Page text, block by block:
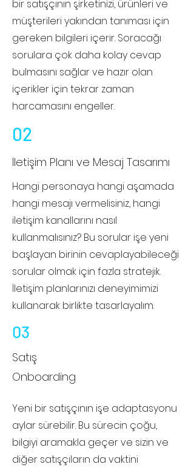
bir satışçının şirketinizi, ürünleri ve
müşterileri yakından tanıması için
gereken bilgileri içerir. Soracağı
sorulara çok daha kolay cevap
bulmasını sağlar ve hazır olan
içerikler için tekrar zaman
harcamasını engeller.
02
İletişim Planı ve Mesaj Tasarımı
Hangi personaya hangi aşamada
hangi mesajı vermelisiniz, hangi
iletişim kanallarını nasıl
kullanmalısınız? Bu sorular işe yeni
başlayan birinin cevaplayabileceği
sorular olmak için fazla stratejik.
İletişim planlarınızı deneyimimizi
kullanarak birlikte tasarlayalım.
03
Satış
Onboarding
Yeni bir satışçının işe adaptasyonu
aylar sürebilir. Bu sürecin çoğu,
bilgiyi aramakla geçer ve sizin ve
diğer satışçıların da vaktini